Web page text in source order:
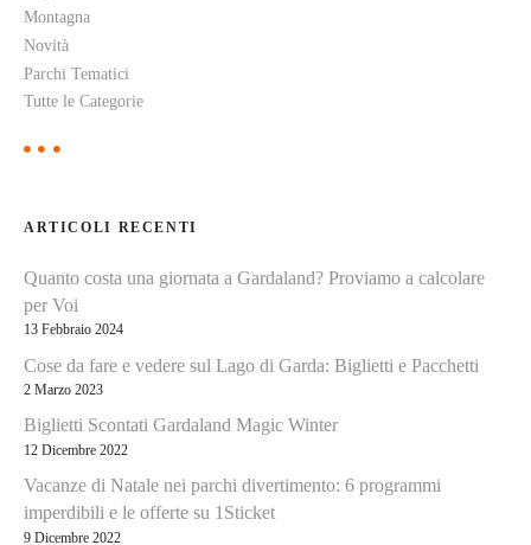
t
r
p
o
s
t
Montagna
Novità
Parchi Tematici
Tutte le Categorie
ARTICOLI RECENTI
Quanto costa una giornata a Gardaland? Proviamo a calcolare
per Voi
13 Febbraio 2024
Cose da fare e vedere sul Lago di Garda: Biglietti e Pacchetti
2 Marzo 2023
Biglietti Scontati Gardaland Magic Winter
12 Dicembre 2022
Vacanze di Natale nei parchi divertimento: 6 programmi
imperdibili e le offerte su 1Sticket
9 Dicembre 2022